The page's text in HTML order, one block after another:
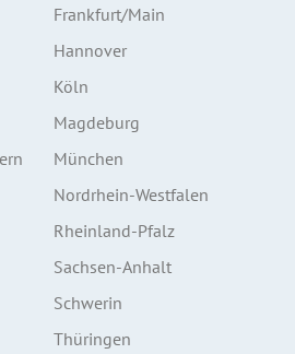
Frankfurt/Main
Hannover
Köln
Magdeburg
München
Nordrhein-Westfalen
Rheinland-Pfalz
Sachsen-Anhalt
Schwerin
Thüringen